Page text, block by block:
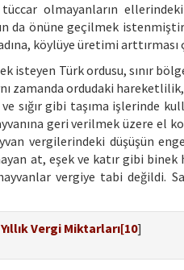
tüccar olmayanların
da önüne geçilmek
köylüye üretimi
isteyen Türk ordusu, sınır
zamanda ordudaki
sığır gibi taşıma işlerinde
geri verilmek üzere el
vergilerindeki düşüşün
at, eşek ve katır gibi binek
vergiye tabi değildi.
Vergi Miktarları[10]